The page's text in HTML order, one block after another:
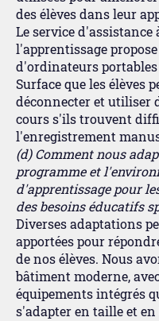
des élèves dans leur
Le service d'assistance
l'apprentissage
d'ordinateurs
Surface que les élèves
déconnecter et utiliser
cours s'ils trouvent
l'enregistrement
(d) Comment nous
programme et
d'apprentissage pour
des besoins éducatifs
Diverses adaptations
apportées pour
de nos élèves. Nous
bâtiment moderne,
équipements intégrés
s'adapter en taille et